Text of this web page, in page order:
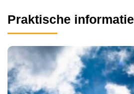
Praktische informatie